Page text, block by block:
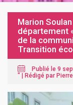
Marion
département
de la
Transition
Publié le 9
" | Rédigé par